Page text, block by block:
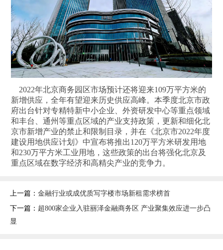
2022年北京商务园区市场预计还将迎来109万平方米的
新增供应，全年有望迎来历史供应高峰。本季度北京市政
府出台针对专精特新中小企业、外资研发中心等重点领域
和丰台、通州等重点区域的产业支持政策，更新和细化北
京市新增产业的禁止和限制目录，并在《北京市2022年度
建设用地供应计划》中宣布将推出120万平方米研发用地
和230万平方米工业用地，这些政策的出台将强化北京及
重点区域在数字经济和高精尖产业的竞争力。
上一篇： 金融行业或成优质写字楼市场新租需求榜首
下一篇： 超800家企业入驻丽泽金融商务区 产业聚集效应进一步凸
显